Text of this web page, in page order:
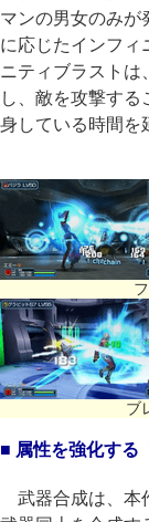
マンの男女のみが
に応じたインフィ
ニティブラストは
し、敵を攻撃す
身している時間を
ブ
■ 属性を強化する
武器合成は、本